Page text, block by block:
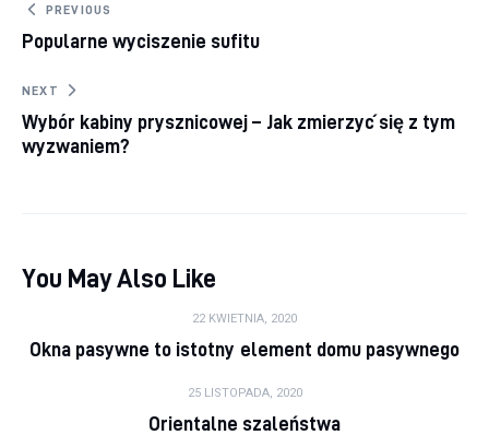
Nawigacja wpisu
PREVIOUS
Popularne wyciszenie sufitu
NEXT
Wybór kabiny prysznicowej – Jak zmierzyć się z tym
wyzwaniem?
You May Also Like
22 KWIETNIA, 2020
Okna pasywne to istotny element domu pasywnego
25 LISTOPADA, 2020
Orientalne szaleństwa